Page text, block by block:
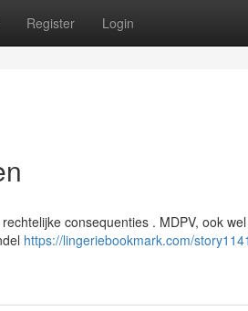
Register Login
consequenties . MDPV, ook
https://lingeriebookmark.com/